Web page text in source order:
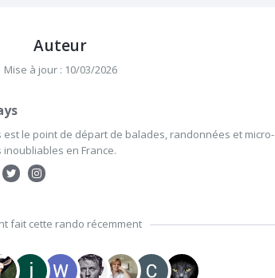
Auteur
Mise à jour : 10/03/2026
est le point de départ de balades, randonnées et micro-
en France.
fait cette rando récemment